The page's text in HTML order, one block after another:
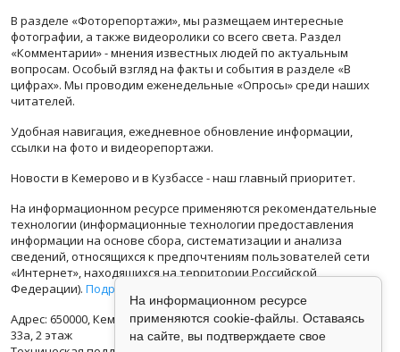
В разделе «Фоторепортажи», мы размещаем интересные
фотографии, а также видеоролики со всего света. Раздел
«Комментарии» - мнения известных людей по актуальным
вопросам. Особый взгляд на факты и события в разделе «В
цифрах». Мы проводим еженедельные «Опросы» среди наших
читателей.
Удобная навигация, ежедневное обновление информации,
ссылки на фото и видеорепортажи.
Новости в Кемерово и в Кузбассе - наш главный приоритет.
На информационном ресурсе применяются рекомендательные
технологии (информационные технологии предоставления
информации на основе сбора, систематизации и анализа
сведений, относящихся к предпочтениям пользователей сети
«Интернет», находящихся на территории Российской
Федерации). Подробная информация
Адрес: 650000, Кемеровская Область, г.Кемерово, ул.Кузбасская
33а, 2 этаж
На информационном ресурсе
применяются cookie-файлы. Оставаясь
на сайте, вы подтверждаете свое